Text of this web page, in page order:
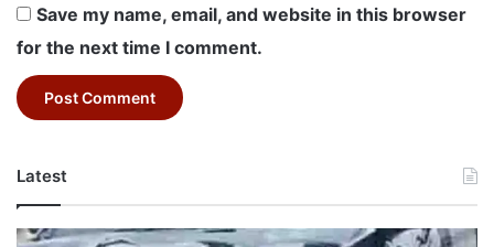
Save my name, email, and website in this browser
for the next time I comment.
Latest
Betul